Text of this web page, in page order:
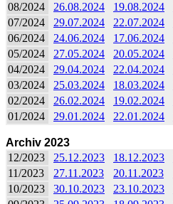
08/2024
26.08.2024 19.08.2024
07/2024
29.07.2024 22.07.2024
06/2024
24.06.2024 17.06.2024
05/2024
27.05.2024 20.05.2024
04/2024
29.04.2024 22.04.2024
03/2024
25.03.2024 18.03.2024
02/2024
26.02.2024 19.02.2024
01/2024
29.01.2024 22.01.2024
Archiv 2023
12/2023
25.12.2023 18.12.2023
11/2023
27.11.2023 20.11.2023
10/2023
30.10.2023 23.10.2023